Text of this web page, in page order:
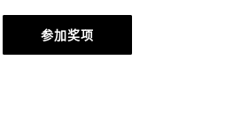
参加奖项